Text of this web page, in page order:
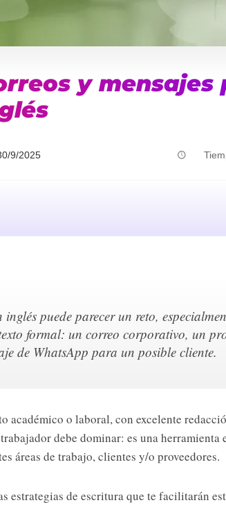
y mensajes
9/2025
inglés puede parecer un reto,
formal: un correo corporativo, un
de WhatsApp para un posible cliente.
académico o laboral, con excelente
debe dominar: es una herramienta
áreas de trabajo, clientes y/o proveedores.
estrategias de escritura que te facilitarán